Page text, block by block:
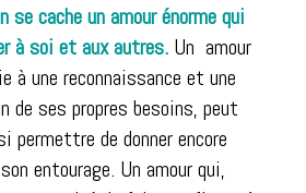
se cache un amour énorme qui
à soi et aux autres. Un amour
à une reconnaissance et une
de ses propres besoins, peut
permettre de donner encore
entourage. Un amour qui,